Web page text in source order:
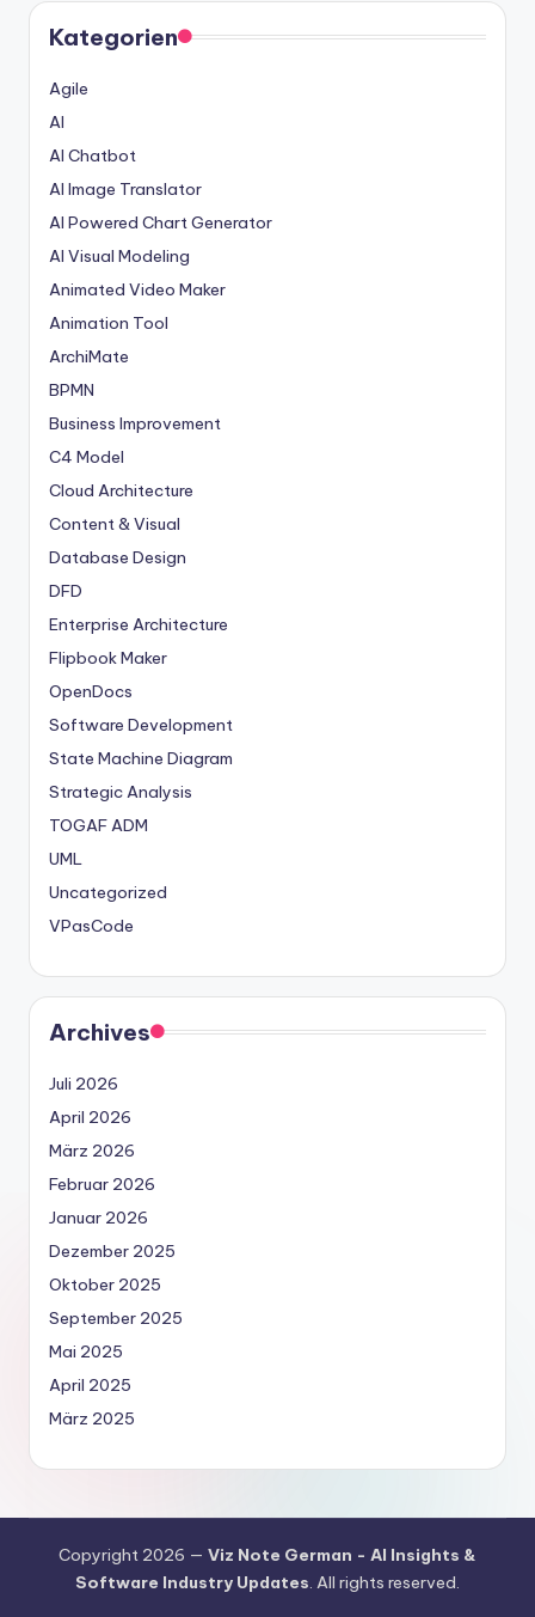
Kategorien
Agile
AI
AI Chatbot
AI Image Translator
AI Powered Chart Generator
AI Visual Modeling
Animated Video Maker
Animation Tool
ArchiMate
BPMN
Business Improvement
C4 Model
Cloud Architecture
Content & Visual
Database Design
DFD
Enterprise Architecture
Flipbook Maker
OpenDocs
Software Development
State Machine Diagram
Strategic Analysis
TOGAF ADM
UML
Uncategorized
VPasCode
Archives
Juli 2026
April 2026
März 2026
Februar 2026
Januar 2026
Dezember 2025
Oktober 2025
September 2025
Mai 2025
April 2025
März 2025
Copyright 2026 — Viz Note German - AI Insights &
Software Industry Updates. All rights reserved.